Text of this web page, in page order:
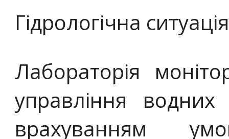
Гідрологічна
Лабораторія
управління
врахуванням